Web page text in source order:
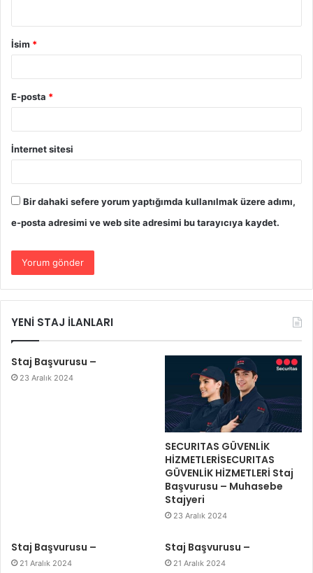
İsim *
E-posta *
İnternet sitesi
Bir dahaki sefere yorum yaptığımda kullanılmak üzere adımı,
e-posta adresimi ve web site adresimi bu tarayıcıya kaydet.
YENİ STAJ İLANLARI
Staj Başvurusu –
23 Aralık 2024
SECURITAS GÜVENLİK
HİZMETLERİSECURITAS
GÜVENLİK HİZMETLERİ Staj
Başvurusu – Muhasebe
Stajyeri
23 Aralık 2024
Staj Başvurusu –
21 Aralık 2024
Staj Başvurusu –
21 Aralık 2024